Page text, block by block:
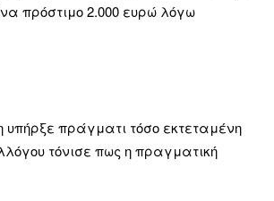
πρόστιμο 2.000 ευρώ λόγω
πράγματι τόσο εκτεταμένη
τόνισε πως η πραγματική